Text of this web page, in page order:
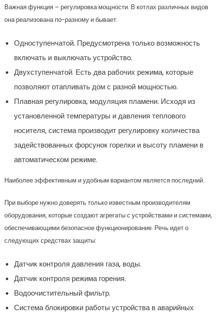
Важная функция – регулировка мощности. В котлах различных видов
она реализована по-разному и бывает:
Одноступенчатой. Предусмотрена только возможность
включать и выключать устройство.
Двухступенчатой. Есть два рабочих режима, которые
позволяют отапливать дом с разной мощностью.
Плавная регулировка, модуляция пламени. Исходя из
установленной температуры и давления теплового
носителя, система производит регулировку количества
задействованных форсунок горелки и высоту пламени в
автоматическом режиме.
Наиболее эффективным и удобным вариантом является последний.
При выборе нужно доверять только известным производителям
оборудования, которые создают агрегаты с устройствами и системами,
обеспечивающими безопасное функционирование. Речь идет о
следующих средствах защиты:
Датчик контроля давления газа, воды.
Датчик контроля режима горения.
Водоочистительный фильтр.
Система блокировки работы устройства в аварийных